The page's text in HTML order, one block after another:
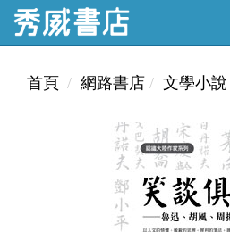
首頁 網路書店 文學小說